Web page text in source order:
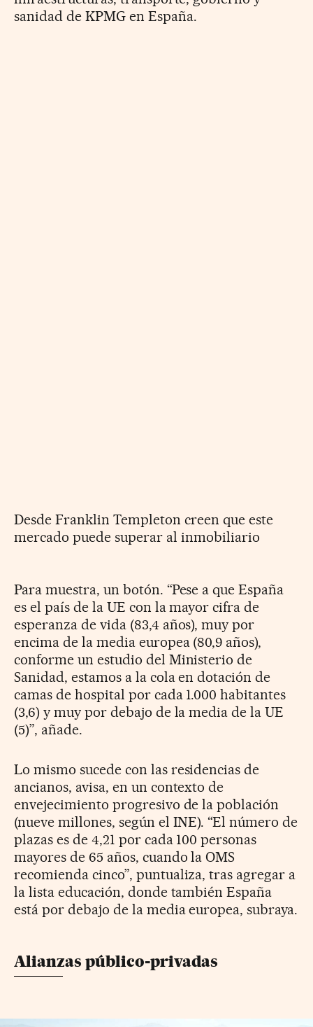
sanidad de KPMG en España.
Desde Franklin Templeton creen que este
mercado puede superar al inmobiliario
Para muestra, un botón. “Pese a que España
es el país de la UE con la mayor cifra de
esperanza de vida (83,4 años), muy por
encima de la media europea (80,9 años),
conforme un estudio del Ministerio de
Sanidad, estamos a la cola en dotación de
camas de hospital por cada 1.000 habitantes
(3,6) y muy por debajo de la media de la UE
(5)”, añade.
Lo mismo sucede con las residencias de
ancianos, avisa, en un contexto de
envejecimiento progresivo de la población
(nueve millones, según el INE). “El número de
plazas es de 4,21 por cada 100 personas
mayores de 65 años, cuando la OMS
recomienda cinco”, puntualiza, tras agregar a
la lista educación, donde también España
está por debajo de la media europea, subraya.
Alianzas público-privadas